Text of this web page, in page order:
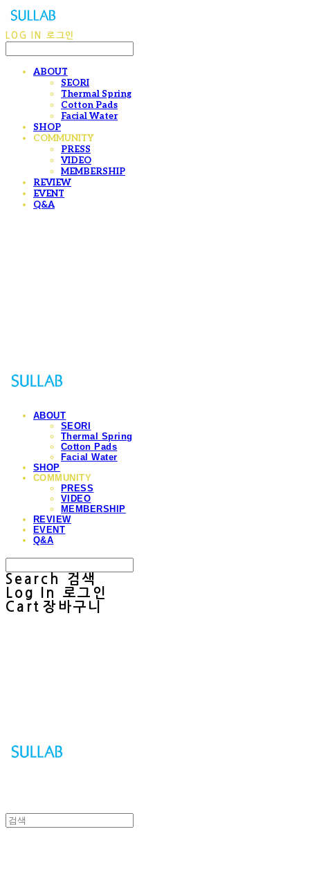
LOG IN 로그인
ABOUT
SEORI
Thermal Spring
Cotton Pads
Facial Water
SHOP
COMMUNITY
PRESS
VIDEO
MEMBERSHIP
REVIEW
EVENT
Q&A
ABOUT
SEORI
Thermal Spring
Cotton Pads
Facial Water
SHOP
COMMUNITY
PRESS
VIDEO
MEMBERSHIP
REVIEW
EVENT
Q&A
Search
검색
Log In
로그인
Cart 장바구니